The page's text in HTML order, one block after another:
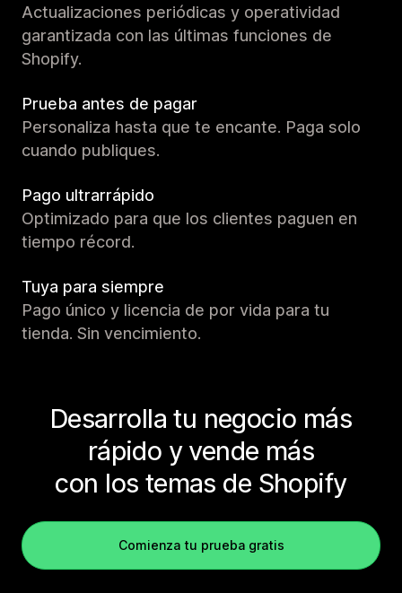
Actualizaciones periódicas y operatividad
garantizada con las últimas funciones de
Shopify.
Prueba antes de pagar
Personaliza hasta que te encante. Paga solo
cuando publiques.
Pago ultrarrápido
Optimizado para que los clientes paguen en
tiempo récord.
Tuya para siempre
Pago único y licencia de por vida para tu
tienda. Sin vencimiento.
Desarrolla tu negocio más
rápido y vende más
con los temas de Shopify
Comienza tu prueba gratis